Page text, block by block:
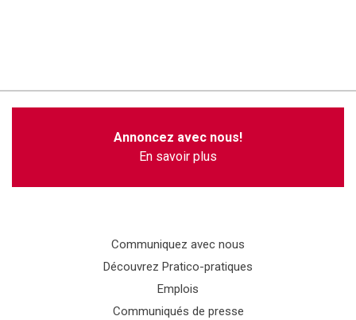
Annoncez avec nous!
En savoir plus
Communiquez avec nous
Découvrez Pratico-pratiques
Emplois
Communiqués de presse